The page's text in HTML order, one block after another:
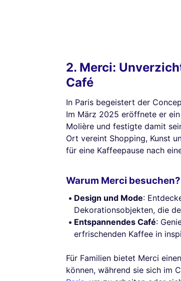
2. Merci:
Café
In Paris begeistert der
Im März 2025 eröffnete er
Molière und festigte damit
Ort vereint Shopping, Kunst
für eine Kaffeepause nach
Warum Merci besuchen?
Design und Mode:
Dekorationsobjekten, die
Entspannendes Café:
erfrischenden Kaffee in
Für Familien bietet Merci
können, während sie sich im